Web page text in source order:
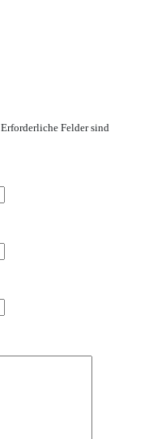
Erforderliche Felder sind